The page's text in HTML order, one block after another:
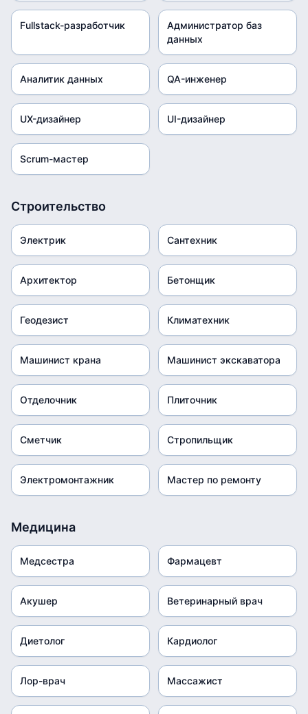
Fullstack-разработчик
Администратор баз
данных
Аналитик данных QA-инженер
UX-дизайнер UI-дизайнер
Scrum-мастер
Строительство
Электрик Сантехник
Архитектор Бетонщик
Геодезист Климатехник
Машинист крана Машинист экскаватора
Отделочник Плиточник
Сметчик Стропильщик
Электромонтажник Мастер по ремонту
Медицина
Медсестра Фармацевт
Акушер Ветеринарный врач
Диетолог Кардиолог
Лор-врач Массажист